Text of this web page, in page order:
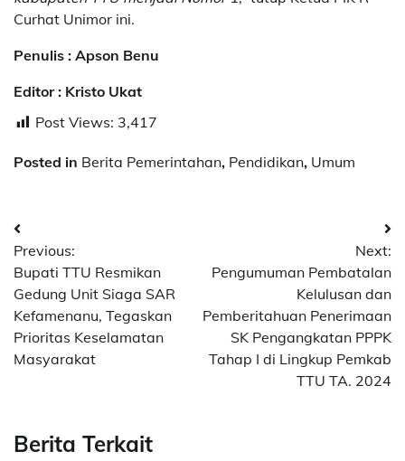
Curhat Unimor ini.
Penulis : Apson Benu
Editor : Kristo Ukat
Post Views: 3,417
Posted in Berita Pemerintahan, Pendidikan, Umum
Post
navigation
Previous:
Bupati TTU Resmikan
Gedung Unit Siaga SAR
Kefamenanu, Tegaskan
Prioritas Keselamatan
Masyarakat
Next:
Pengumuman Pembatalan
Kelulusan dan
Pemberitahuan Penerimaan
SK Pengangkatan PPPK
Tahap I di Lingkup Pemkab
TTU TA. 2024
Berita Terkait